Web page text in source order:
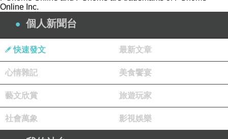
Online Inc.
個人新聞台
快速發文 最新文章
心情雜記 美食饗宴
藝文欣賞 旅遊玩家
社會萬象 影視娛樂